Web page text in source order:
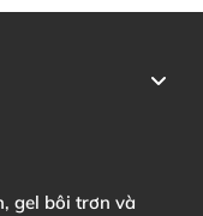
gel bôi trơn và